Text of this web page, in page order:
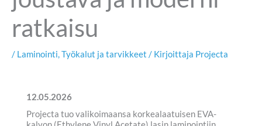
ratkaisu
/ Laminointi,Työkalut ja tarvikkeet / Kirjoittaja Projecta
12.05.2026
Projecta tuo valikoimaansa korkealaatuisen EVA-